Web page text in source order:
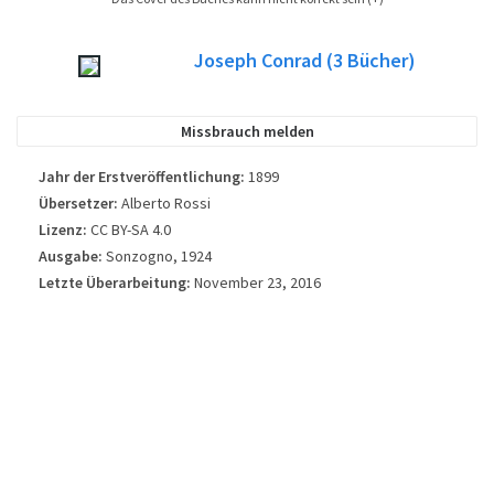
finden ist, veröffentlicht. Bitte beachten Sie dies nur als Referenzbild , nicht
Joseph Conrad (3 Bücher)
Missbrauch melden
Jahr der Erstveröffentlichung: 1899
Übersetzer: Alberto Rossi
Lizenz: CC BY-SA 4.0
Ausgabe: Sonzogno, 1924
Letzte Überarbeitung: November 23, 2016